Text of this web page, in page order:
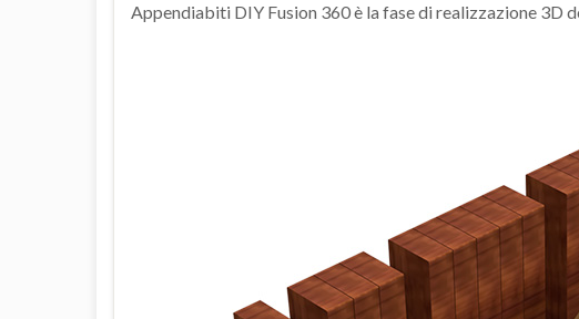
Appendiabiti DIY Fusion 360 è la fase di realizzazione 3D